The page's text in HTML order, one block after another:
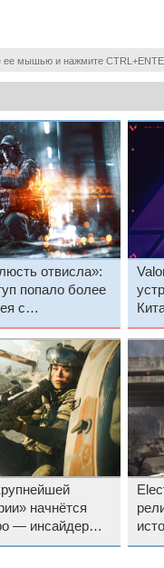
мышью и нажмите
отвисла»:
попало более
с
Battlefield
начнётся